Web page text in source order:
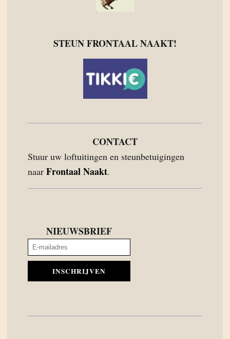
STEUN FRONTAAL NAAKT!
CONTACT
Stuur uw loftuitingen en steunbetuigingen
naar Frontaal Naakt.
NIEUWSBRIEF
INSCHRIJVEN